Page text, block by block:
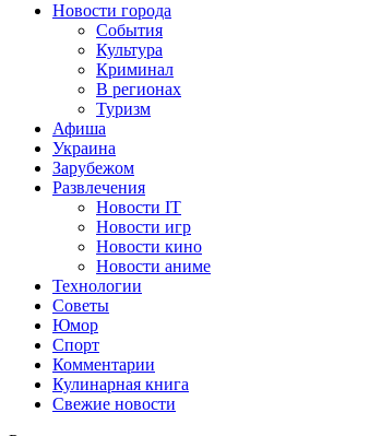
Новости города
События
Культура
Криминал
В регионах
Туризм
Афиша
Украина
Зарубежом
Развлечения
Новости IT
Новости игр
Новости кино
Новости аниме
Технологии
Советы
Юмор
Спорт
Комментарии
Кулинарная книга
Свежие новости